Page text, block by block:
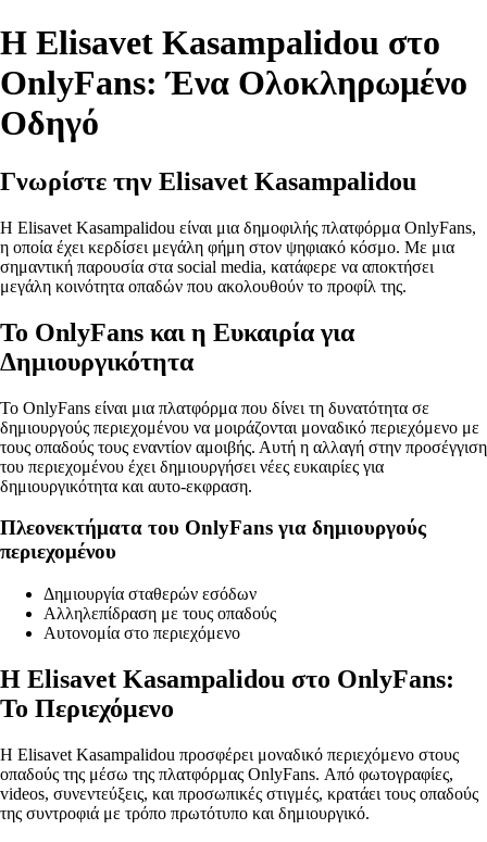
Η Elisavet Kasampalidou στο
OnlyFans: Ένα Ολοκληρωμένο
Οδηγό
Γνωρίστε την Elisavet Kasampalidou
Η Elisavet Kasampalidou είναι μια δημοφιλής πλατφόρμα OnlyFans,
η οποία έχει κερδίσει μεγάλη φήμη στον ψηφιακό κόσμο. Με μια
σημαντική παρουσία στα social media, κατάφερε να αποκτήσει
μεγάλη κοινότητα οπαδών που ακολουθούν το προφίλ της.
Το OnlyFans και η Ευκαιρία για
Δημιουργικότητα
Το OnlyFans είναι μια πλατφόρμα που δίνει τη δυνατότητα σε
δημιουργούς περιεχομένου να μοιράζονται μοναδικό περιεχόμενο με
τους οπαδούς τους εναντίον αμοιβής. Αυτή η αλλαγή στην προσέγγιση
του περιεχομένου έχει δημιουργήσει νέες ευκαιρίες για
δημιουργικότητα και αυτο-εκφραση.
Πλεονεκτήματα του OnlyFans για δημιουργούς
περιεχομένου
Δημιουργία σταθερών εσόδων
Αλληλεπίδραση με τους οπαδούς
Αυτονομία στο περιεχόμενο
Η Elisavet Kasampalidou στο OnlyFans:
Το Περιεχόμενο
Η Elisavet Kasampalidou προσφέρει μοναδικό περιεχόμενο στους
οπαδούς της μέσω της πλατφόρμας OnlyFans. Από φωτογραφίες,
videos, συνεντεύξεις, και προσωπικές στιγμές, κρατάει τους οπαδούς
της συντροφιά με τρόπο πρωτότυπο και δημιουργικό.